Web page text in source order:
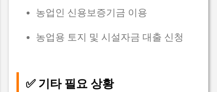
농업인 신용보증기금 이용
농업용 토지 및 시설자금 대출 신청
✅ 기타 필요 상황